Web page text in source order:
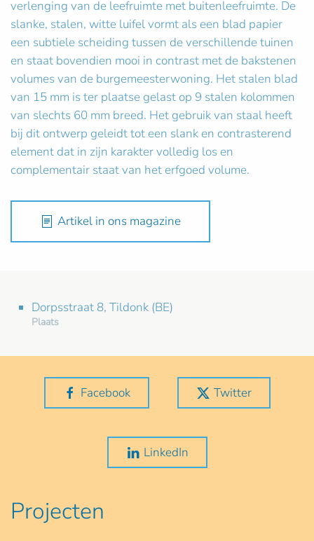
verlenging van de leefruimte met buitenleefruimte. De
slanke, stalen, witte luifel vormt als een blad papier
een subtiele scheiding tussen de verschillende tuinen
en staat bovendien mooi in contrast met de bakstenen
volumes van de burgemeesterwoning. Het stalen blad
van 15 mm is ter plaatse gelast op 9 stalen kolommen
van slechts 60 mm breed. Het gebruik van staal heeft
bij dit ontwerp geleidt tot een slank en contrasterend
element dat in zijn karakter volledig los en
complementair staat van het erfgoed volume.
Artikel in ons magazine
Dorpsstraat 8, Tildonk (BE)
Plaats
Facebook Twitter
LinkedIn
Projecten